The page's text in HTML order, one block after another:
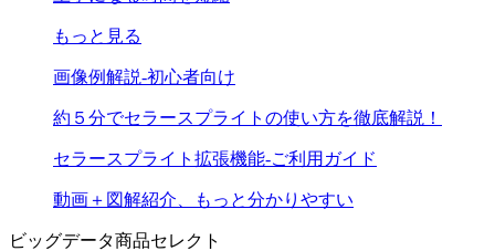
もっと見る
画像例解説-初心者向け
約５分でセラースプライトの使い方を徹底解説！
セラースプライト拡張機能-ご利用ガイド
動画＋図解紹介、もっと分かりやすい
ビッグデータ商品セレクト